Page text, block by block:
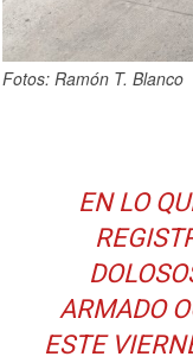
Fotos: Ramón T. Blanco
EN LO
ARMADO
ESTE